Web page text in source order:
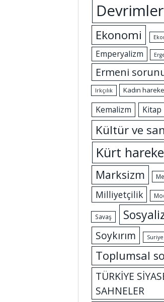
Devrimler
Ekonomi
Emperyalizm
Ermeni
Irkçılık Kadın
Kemalizm Kitap
Kültür ve
Kürt
Marksizm
Milliyetçilik
Savaş
Soykırım
Toplumsal
TÜRKİYE
SAHNELER